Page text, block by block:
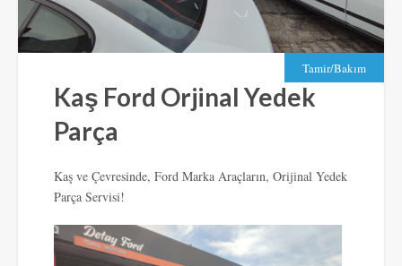
Tamir/Bakım
Kaş Ford Orjinal Yedek
Parça
Kaş ve Çevresinde, Ford Marka Araçların, Orijinal Yedek
Parça Servisi!